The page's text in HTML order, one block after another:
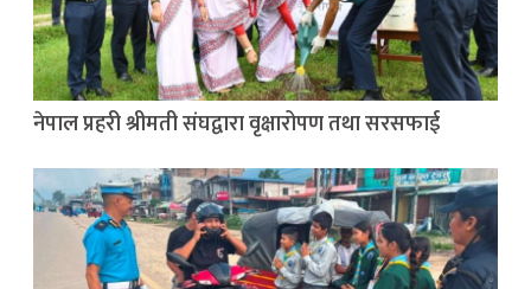
नेपाल प्रहरी श्रीमती संघद्वारा वृक्षारोपण तथा सरसफाई